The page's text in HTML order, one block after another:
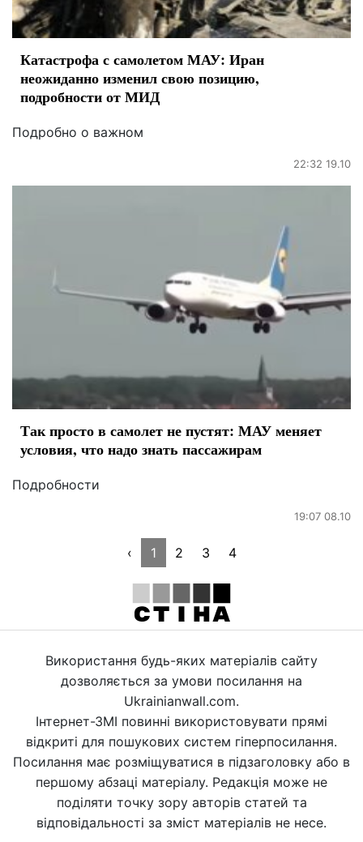
Катастрофа с самолетом МАУ: Иран
неожиданно изменил свою позицию,
подробности от МИД
Подробно о важном
22:32 19.10
Так просто в самолет не пустят: МАУ меняет
условия, что надо знать пассажирам
Подробности
19:07 08.10
‹ 1 2 3 4
Використання будь-яких матеріалів сайту
дозволяється за умови посилання на
Ukrainianwall.com.
Інтернет-ЗМІ повинні використовувати прямі
відкриті для пошукових систем гіперпосилання.
Посилання має розміщуватися в підзаголовку або в
першому абзаці матеріалу. Редакція може не
поділяти точку зору авторів статей та
відповідальності за зміст матеріалів не несе.